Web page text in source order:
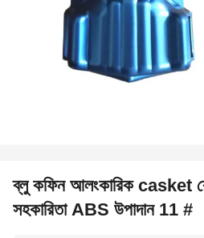
ব্লু কফিন আলংকারিক casket
সহকারিতা ABS উপাদান 11 #